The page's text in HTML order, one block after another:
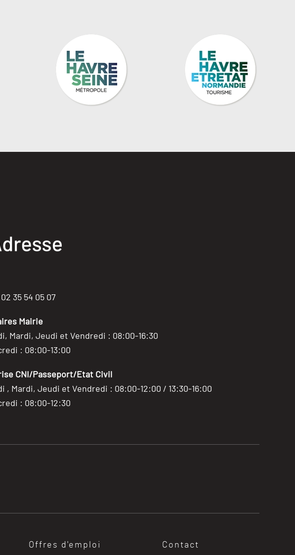
35 54 05 07
Mairie
Mardi, Jeudi et Vendredi : 08:00-16:30
: 08:00-13:00
CNI/Passeport/Etat Civil
, Mardi, Jeudi et Vendredi : 08:00-12:00 / 13:30-16:00
: 08:00-12:30
Offres d'emploi Contact